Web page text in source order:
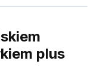
plus